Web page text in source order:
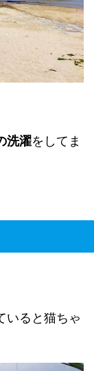
洗濯をしてま
いると猫ちゃ